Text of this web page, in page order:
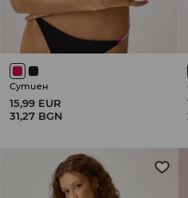
Сутиен
15,99 EUR
31,27 BGN